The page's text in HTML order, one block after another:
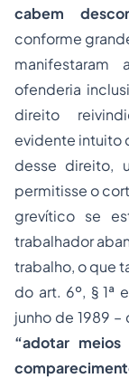
cabem
conforme
manifestaram
ofenderia
direito
evidente intuito
desse direito,
permitisse o
grevítico se
trabalhador
trabalho, o que
do art. 6º, § 1ª
junho de 1989 –
“adotar meios